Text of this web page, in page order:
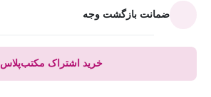
ضمانت بازگشت وجه
خرید اشتراک مکتب‌پلاس